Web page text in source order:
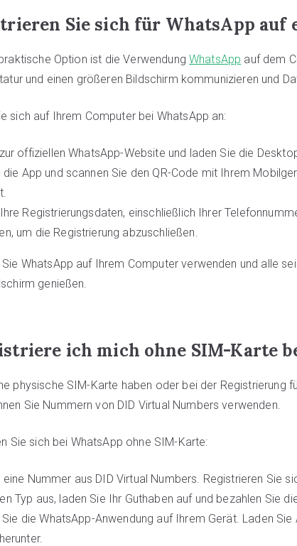
Sie sich für WhatsApp auf
Option ist die VerwendungWhatsApp auf dem
und einen größeren Bildschirm kommunizieren und
sich auf Ihrem Computer bei WhatsApp an:
offiziellen WhatsApp-Website und laden Sie die
die App und scannen Sie den QR-Code mit Ihrem
Registrierungsdaten, einschließlich Ihrer
um die Registrierung abzuschließen.
WhatsApp auf Ihrem Computer verwenden und alle
genießen.
ich mich ohne SIM-Karte
physische SIM-Karte haben oder bei der Registrierung
Sie Nummern von DID Virtual Numbers verwenden.
Sie sich bei WhatsApp ohne SIM-Karte:
eine Nummer aus DID Virtual Numbers. Registrieren Sie
Typ aus, laden Sie Ihr Guthaben auf und bezahlen Sie
die WhatsApp-Anwendung auf Ihrem Gerät. Laden